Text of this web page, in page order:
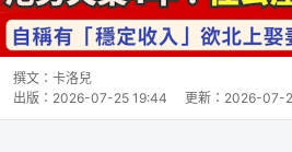
撰文： 卡洛兒
出版： 2026-07-25 19:44 更新： 2026-07-